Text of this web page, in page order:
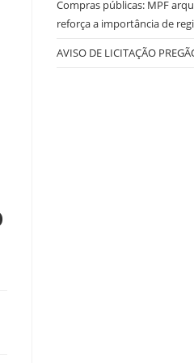
Compras públicas: MPF
reforça a importância de
AVISO DE LICITAÇÃO